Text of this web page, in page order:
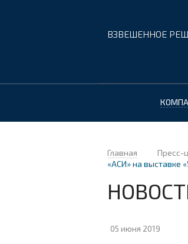
ВЗВЕШЕННОЕ
Главная Пресс-
«АСИ» на выставке
05 июня 2019